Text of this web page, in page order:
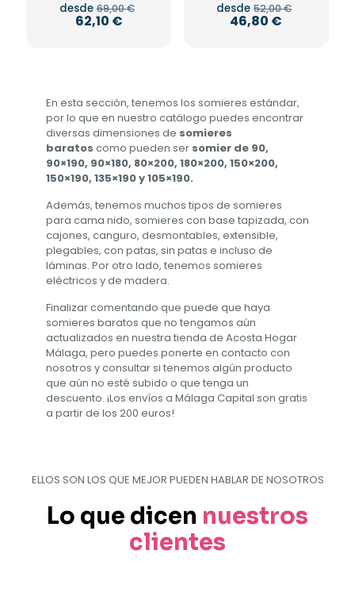
desde 69,00€
62,10 €El
variantes.
Las
opciones
se
pueden
elegir
la
página
de
producto
desde 52,00€
46,80 €
variantes.
Las
se
pueden
la
página
de
producto
En esta sección, tenemos los somieres estándar,
por lo que en nuestro catálogo puedes encontrar
diversas dimensiones de somieres
baratos como pueden ser somier de 90,
90×190, 90×180, 80×200, 180×200, 150×200,
150×190, 135×190 y 105×190.
Además, tenemos muchos tipos de somieres
para cama nido, somieres con base tapizada, con
cajones, canguro, desmontables, extensible,
plegables, con patas, sin patas e incluso de
láminas. Por otro lado, tenemos somieres
eléctricos y de madera.
Finalizar comentando que puede que haya
somieres baratos que no tengamos aún
actualizados en nuestra tienda de Acosta Hogar
Málaga, pero puedes ponerte en contacto con
nosotros y consultar si tenemos algún producto
que aún no esté subido o que tenga un
descuento. ¡Los envíos a Málaga Capital son gratis
a partir de los 200 euros!
ELLOS SON LOS QUE MEJOR PUEDEN HABLAR DE NOSOTROS
Lo que dicen nuestros
clientes